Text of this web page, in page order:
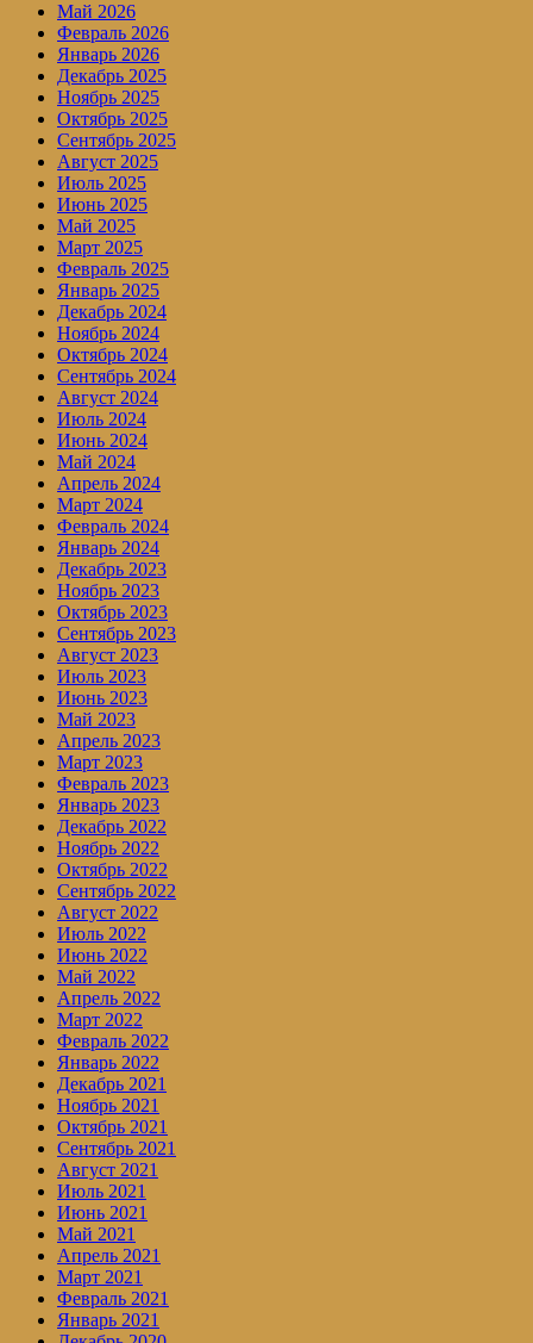
Май 2026
Февраль 2026
Январь 2026
Декабрь 2025
Ноябрь 2025
Октябрь 2025
Сентябрь 2025
Август 2025
Июль 2025
Июнь 2025
Май 2025
Март 2025
Февраль 2025
Январь 2025
Декабрь 2024
Ноябрь 2024
Октябрь 2024
Сентябрь 2024
Август 2024
Июль 2024
Июнь 2024
Май 2024
Апрель 2024
Март 2024
Февраль 2024
Январь 2024
Декабрь 2023
Ноябрь 2023
Октябрь 2023
Сентябрь 2023
Август 2023
Июль 2023
Июнь 2023
Май 2023
Апрель 2023
Март 2023
Февраль 2023
Январь 2023
Декабрь 2022
Ноябрь 2022
Октябрь 2022
Сентябрь 2022
Август 2022
Июль 2022
Июнь 2022
Май 2022
Апрель 2022
Март 2022
Февраль 2022
Январь 2022
Декабрь 2021
Ноябрь 2021
Октябрь 2021
Сентябрь 2021
Август 2021
Июль 2021
Июнь 2021
Май 2021
Апрель 2021
Март 2021
Февраль 2021
Январь 2021